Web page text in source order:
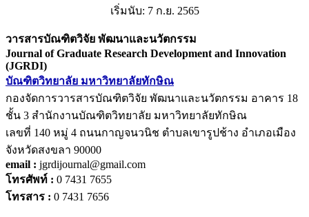
เริ่มนับ: 7 ก.ย. 2565
วารสารบัณฑิตวิจัย พัฒนาและนวัตกรรม
Journal of Graduate Research Development and Innovation
(JGRDI)
บัณฑิตวิทยาลัย มหาวิทยาลัยทักษิณ
กองจัดการวารสารบัณฑิตวิจัย พัฒนาและนวัตกรรม อาคาร 18
ชั้น 3 สำนักงานบัณฑิตวิทยาลัย มหาวิทยาลัยทักษิณ
เลขที่ 140 หมู่ 4 ถนนกาญจนวนิช ตำบลเขารูปช้าง อำเภอเมือง
จังหวัดสงขลา 90000
email : jgrdijournal@gmail.com
โทรศัพท์ : 0 7431 7655
โทรสาร : 0 7431 7656